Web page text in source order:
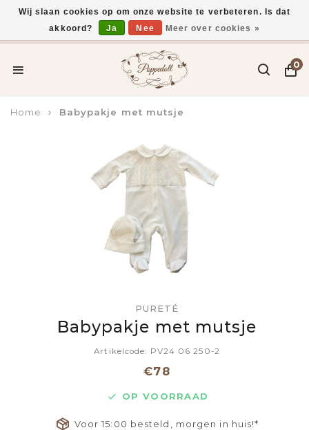
Voor 15:00 uur besteld, vandaag verzonden*
0
Home Babypakje met mutsje
PURETÉ
Babypakje met mutsje
Artikelcode: PV24 06 250-2
€78
OP VOORRAAD
Voor 15:00 besteld, morgen in huis!*
Wij slaan cookies op om onze website te verbeteren. Is dat
akkoord?
Ja Nee Meer over cookies »